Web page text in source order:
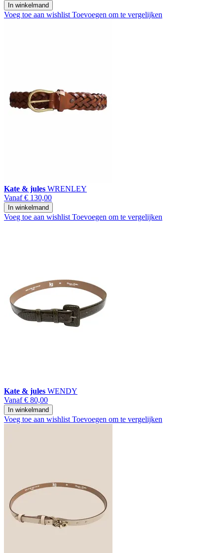
In winkelmand
Voeg toe aan wishlist Toevoegen om te vergelijken
Kate & jules WRENLEY
Vanaf € 130,00
In winkelmand
Voeg toe aan wishlist Toevoegen om te vergelijken
Kate & jules WENDY
Vanaf € 80,00
In winkelmand
Voeg toe aan wishlist Toevoegen om te vergelijken